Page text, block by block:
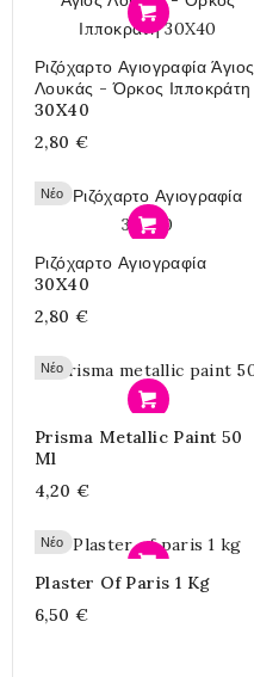
Ριζόχαρτο Αγιογραφία Άγιος
Λουκάς - Όρκος Ιπποκράτη
30X40
2,80 €
Νέο
Ριζόχαρτο Αγιογραφία
30X40
2,80 €
Νέο
Prisma Metallic Paint 50
Ml
4,20 €
Νέο
Plaster Of Paris 1 Kg
6,50 €